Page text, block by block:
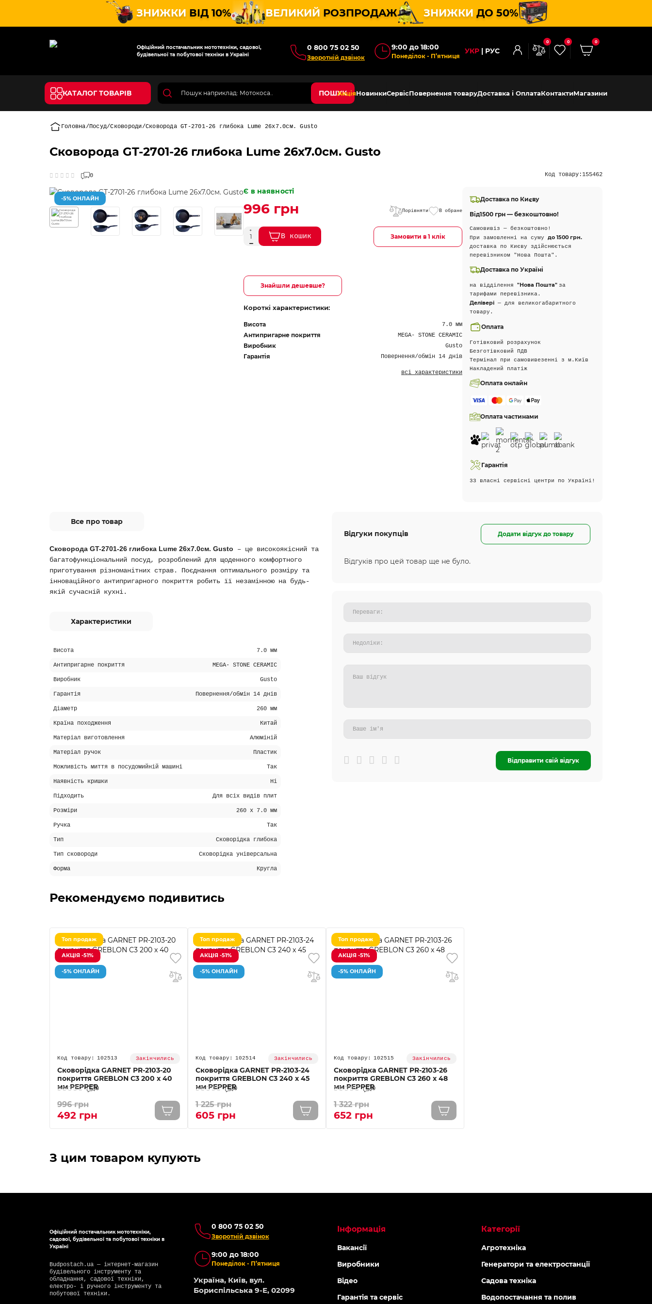
ЗНИЖКИ ВІД 10% ВЕЛИКИЙ РОЗПРОДАЖ ЗНИЖКИ ДО 50%
Офіційний постачальник мототехніки, садової,
будівельної та побутової техніки в Україні
0 800 75 02 50
Зворотній дзвінок
9:00 до 18:00
Понеділок - П’ятниця
УКР РУС
0 0 0
КАТАЛОГ ТОВАРІВ ПОШУКАкціяНовинкиСервісПовернення товаруДоставка і ОплатаКонтактиМагазини
Головна Посуд Сковороди Сковорода GT-2701-26 глибока Lume 26х7.0см. Gusto
Сковорода GT-2701-26 глибока Lume 26х7.0см. Gusto
0 Код товару:155462
-5% ОНЛАЙН
Є в наявності
996 грн Порівняти В обране
В кошик Замовити в 1 клік
Знайшли дешевше?
Короткі характеристики:
Висота 7.0 мм
Антипригарне покриття MEGA- STONE CERAMIC
Виробник Gusto
Гарантія Повернення/обмін 14 днів
всі характеристики
Доставка по Києву
Від1500 грн — безкоштовно!
Самовивіз — безкоштовно!
При замовленні на суму до 1500 грн.
доставка по Києву здійснюється
перевізником "Нова Пошта".
Доставка по Україні
на відділення "Нова Пошта" за
тарифами перевізника.
Делівері— для великогабаритного
товару.
Оплата
Готівковий розрахунок
Безготівковий ПДВ
Термінал при самовивезенні з м.Київ
Накладений платіж
Оплата онлайн
Оплата частинами
Гарантія
33 власні сервісні центри по Україні!
Все про товар
Сковорода GT-2701-26 глибока Lume 26х7.0см. Gusto – це високоякісний та
багатофункціональний посуд, розроблений для щоденного комфортного
приготування різноманітних страв. Поєднання оптимального розміру та
інноваційного антипригарного покриття робить її незамінною на будь-
якій сучасній кухні.
Характеристики
Висота 7.0 мм
Антипригарне покриття MEGA- STONE CERAMIC
Виробник Gusto
Гарантія Повернення/обмін 14 днів
Діаметр 260 мм
Країна походження Китай
Матеріал виготовлення Алюміній
Матеріал ручок Пластик
Можливість миття в посудомийній машині Так
Наявність кришки Ні
Підходить Для всіх видів плит
Розміри 260 x 7.0 мм
Ручка Так
Тип Сковорідка глибока
Тип сковороди Сковорідка універсальна
Форма Кругла
Відгуки покупців Додати відгук до товару
Відгуків про цей товар ще не було.
Відправити свій відгук
Рекомендуємо подивитись
Топ продаж
АКЦІЯ -51%
-5% ОНЛАЙН
102513 Закінчились
Сковорідка GARNET PR-2103-20
покриття GREBLON C3 200 x 40
мм PEPPER0
996 грн
492 грн
Топ продаж
АКЦІЯ -51%
-5% ОНЛАЙН
102514 Закінчились
Сковорідка GARNET PR-2103-24
покриття GREBLON C3 240 x 45
мм PEPPER0
1 225 грн
605 грн
Топ продаж
АКЦІЯ -51%
-5% ОНЛАЙН
102515 Закінчились
Сковорідка GARNET PR-2103-26
покриття GREBLON C3 260 x 48
мм PEPPER0
1 322 грн
652 грн
З цим товаром купують
Офіційний постачальник мототехніки,
садової, будівельної та побутової техніки в
Україні
Budpostach.ua — інтернет-магазин
будівельного інструменту та
обладнання, садової техніки,
електро- і ручного інструменту та
побутової техніки.
0 800 75 02 50
Зворотній дзвінок
9:00 до 18:00
Понеділок - П’ятниця
Україна, Київ, вул.
Бориспільська 9-Е, 02099
Інформація
Вакансії
Виробники
Відео
Гарантія та сервіс
Категорії
Агротехніка
Генератори та електростанції
Садова техніка
Водопостачання та полив